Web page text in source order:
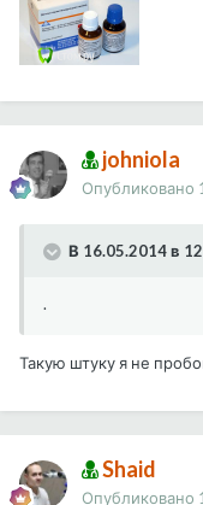
johniola
Опубликовано
В 16.05.2014 в
.
Такую штуку я не
Shaid
Опубликовано